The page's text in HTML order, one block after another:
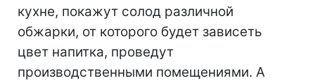
кухне, покажут солод различной
обжарки, от которого будет зависеть
цвет напитка, проведут
производственными помещениями. А